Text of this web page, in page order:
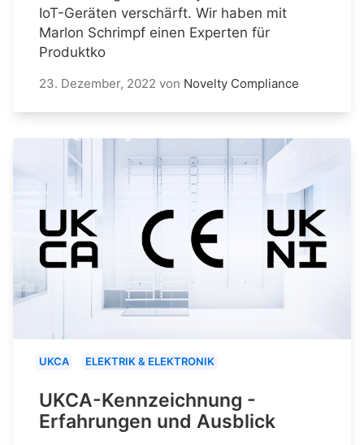
IoT-Geräten verschärft. Wir haben mit
Marlon Schrimpf einen Experten für
Produktko
23. Dezember, 2022 von Novelty Compliance
UKCA ELEKTRIK & ELEKTRONIK
UKCA-Kennzeichnung -
Erfahrungen und Ausblick